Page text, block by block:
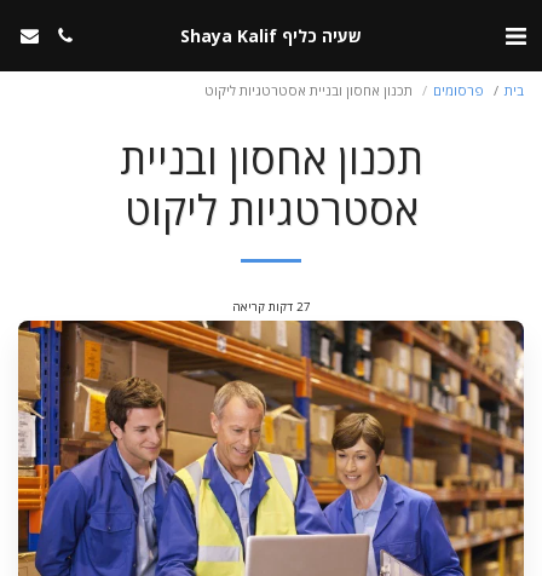
שעיה כליף Shaya Kalif
בית פרסומים תכנון אחסון ובניית אסטרטגיות ליקוט
תכנון אחסון ובניית
אסטרטגיות ליקוט
27 דקות קריאה